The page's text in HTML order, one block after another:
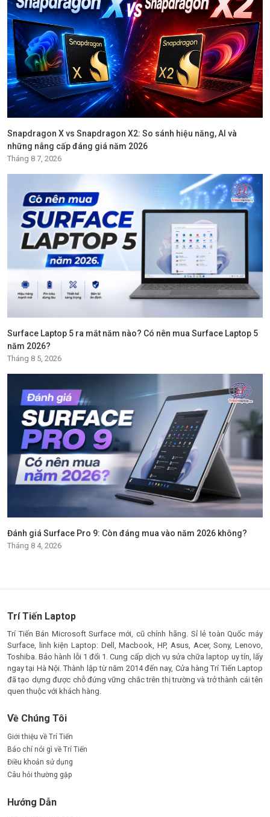
Snapdragon X vs Snapdragon X2: So sánh hiệu năng, AI và
những nâng cấp đáng giá năm 2026
Tháng 8 7, 2026
Surface Laptop 5 ra mắt năm nào? Có nên mua Surface Laptop 5
năm 2026?
Tháng 8 5, 2026
Đánh giá Surface Pro 9: Còn đáng mua vào năm 2026 không?
Tháng 8 4, 2026
Trí Tiến Laptop
Trí Tiến Bán Microsoft Surface mới, cũ chính hãng. Sỉ lẻ toàn Quốc máy
Surface, linh kiện Laptop: Dell, Macbook, HP, Asus, Acer, Sony, Lenovo,
Toshiba. Bảo hành lỗi 1 đổi 1. Cung cấp dịch vụ sửa chữa laptop uy tín, lấy
ngay tại Hà Nội. Thành lập từ năm 2014 đến nay, Cửa hàng Trí Tiến Laptop
đã tạo dựng được chỗ đứng vững chắc trên thị trường và trở thành cái tên
quen thuộc với khách hàng.
Về Chúng Tôi
Giới thiệu về Trí Tiến
Báo chí nói gì về Trí Tiến
Điều khoản sử dụng
Câu hỏi thường gặp
Hướng Dẫn